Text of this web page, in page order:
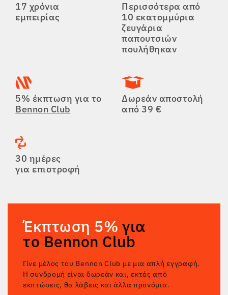
17 χρόνια
εμπειρίας
Περισσότερα από
10 εκατομμύρια
ζευγάρια
παπουτσιών
πουλήθηκαν
5% έκπτωση για το
Bennon Club
Δωρεάν αποστολή
από 39 €
30 ημέρες
για επιστροφή
Έκπτωση 5% για
το Bennon Club
Γίνε μέλος του Bennon Club με μια απλή εγγραφή.
Η συνδρομή είναι δωρεάν και, εκτός από
εκπτώσεις, θα λάβεις και άλλα προνόμια.